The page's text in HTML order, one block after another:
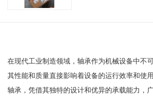
在现代工业制造领域，轴承作为机械设备中不
其性能和质量直接影响着设备的运行效率和使
轴承，凭借其独特的设计和优异的承载能力，